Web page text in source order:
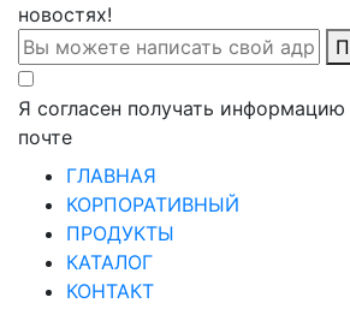
новостях!
Я согласен получать
почте
ГЛАВНАЯ
КОРПОРАТИВНЫЙ
ПРОДУКТЫ
КАТАЛОГ
КОНТАКТ